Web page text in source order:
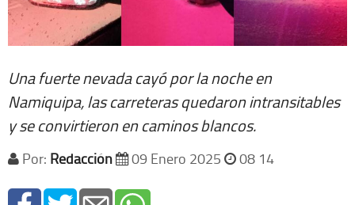
Una fuerte nevada cayó por la noche en
Namiquipa, las carreteras quedaron intransitables
y se convirtieron en caminos blancos.
Por: Redacción 09 Enero 2025 08 14